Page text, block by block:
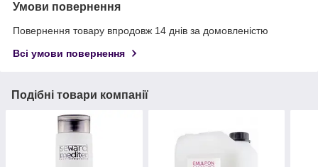
Умови повернення
Повернення товару впродовж 14 днів за домовленістю
Всі умови повернення
Подібні товари компанії